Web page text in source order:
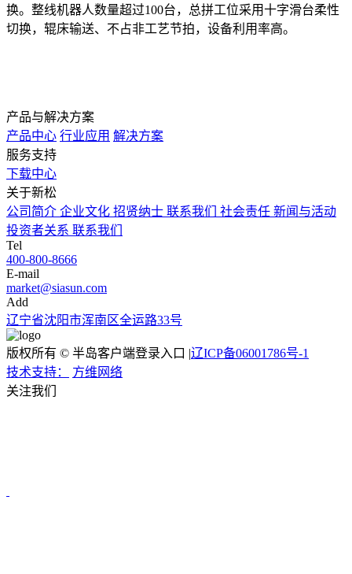
换。整线机器人数量超过100台，总拼工位采用十字滑台柔性
切换，辊床输送、不占非工艺节拍，设备利用率高。
产品与解决方案
产品中心 行业应用 解决方案
服务支持
下载中心
关于新松
公司简介 企业文化 招贤纳士 联系我们 社会责任 新闻与活动
投资者关系 联系我们
Tel
400-800-8666
E-mail
market@siasun.com
Add
辽宁省沈阳市浑南区全运路33号
版权所有 © 半岛客户端登录入口 |辽ICP备06001786号-1
技术支持：
方维网络
关注我们